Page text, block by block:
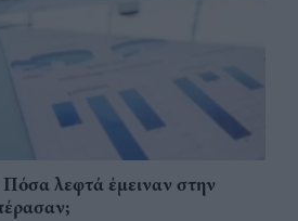
Πόσα λεφτά έμειναν στην